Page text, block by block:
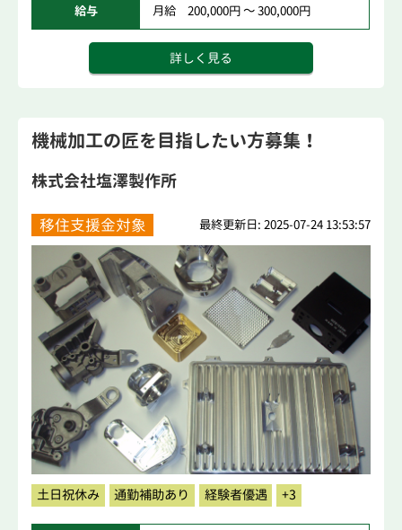
給与 月給 200,000円 ～ 300,000円
詳しく見る
機械加工の匠を目指したい方募集！
株式会社塩澤製作所
移住支援金対象 最終更新日: 2025-07-24 13:53:57
土日祝休み 通勤補助あり 経験者優遇 +3